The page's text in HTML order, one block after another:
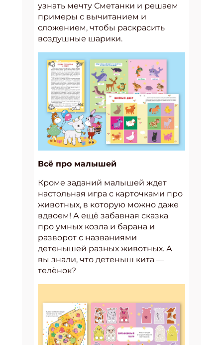
узнать мечту Сметанки и решаем
примеры с вычитанием и
сложением, чтобы раскрасить
воздушные шарики.
Всё про малышей
Кроме заданий малышей ждет
настольная игра с карточками про
животных, в которую можно даже
вдвоем! А ещё забавная сказка
про умных козла и барана и
разворот с названиями
детенышей разных животных. А
вы знали, что детеныш кита —
телёнок?